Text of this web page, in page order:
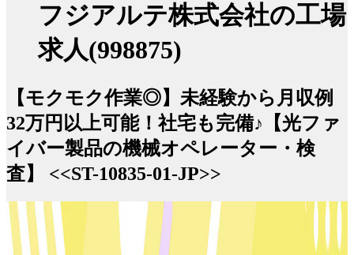
フジアルテ株式会社の工場
求人(998875)
【モクモク作業◎】未経験から月収例
32万円以上可能！社宅も完備♪【光ファ
イバー製品の機械オペレーター・検
査】 <<ST-10835-01-JP>>